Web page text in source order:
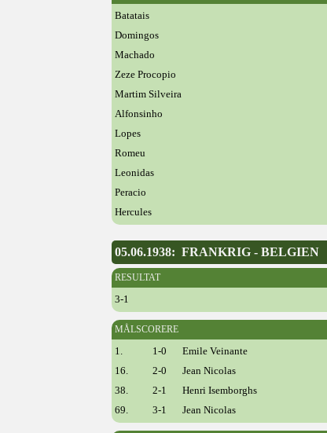
Batatais
Domingos
Machado
Zeze Procopio
Martim Silveira
Alfonsinho
Lopes
Romeu
Leonidas
Peracio
Hercules
05.06.1938: FRANKRIG - BELGIEN
RESULTAT
3-1
MÅLSCORERE
1. 1-0 Emile Veinante
16.
2-0
Jean Nicolas
38.
2-1
Henri Isemborghs
69.
3-1 Jean Nicolas